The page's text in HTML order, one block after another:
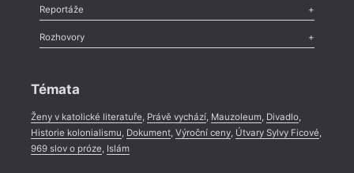
Recenze
Méně slov o próze,Celá rubrika
Reportáže
Literární zítřky
Celá rubrika
Rozhovory
Témata
Ženy v katolické literatuře, Právě vychází, Mauzoleum, Divadlo,
Historie kolonialismu, Dokument, Výroční ceny, Útvary Sylvy Ficové,
969 slov o próze, Islám